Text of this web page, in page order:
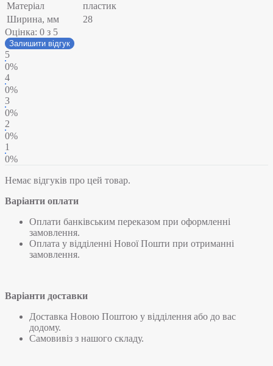
Матеріал
пластик
Ширина, мм
28
Оцінка: 0 з 5
Залишити відгук
5
0%
4
0%
3
0%
2
0%
1
0%
Немає відгуків про цей товар.
Варіанти оплати
Оплати банківським переказом при оформленні
замовлення.
Оплата у відділенні Нової Пошти при отриманні
замовлення.
Варіанти доставки
Доставка Новою Поштою у відділення або до вас
додому.
Самовивіз з нашого складу.